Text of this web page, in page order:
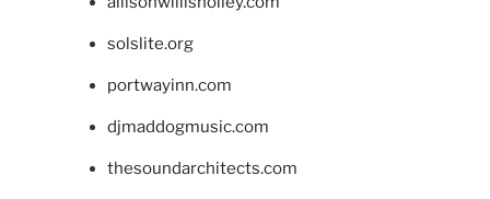
solslite.org
portwayinn.com
djmaddogmusic.com
thesoundarchitects.com